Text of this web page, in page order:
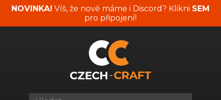
NOVINKA! Víš, že nově máme i Discord? Klikni SEM
pro připojení!